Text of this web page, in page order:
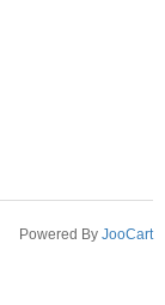
Powered By JooCart